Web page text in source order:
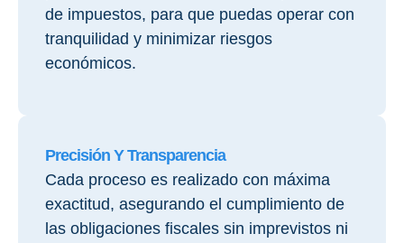
de impuestos, para que puedas operar con
tranquilidad y minimizar riesgos
económicos.
Precisión Y Transparencia
Cada proceso es realizado con máxima
exactitud, asegurando el cumplimiento de
las obligaciones fiscales sin imprevistos ni